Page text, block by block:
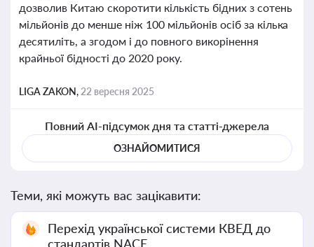
дозволив Китаю скоротити кількість бідних з сотень
мільйонів до менше ніж 100 мільйонів осіб за кілька
десятиліть, а згодом і до повного викорінення
крайньої бідності до 2020 року.
LIGA ZAKON, 22 вересня 2025
Повний AI-підсумок дня та статті-джерела
ОЗНАЙОМИТИСЯ
Теми, які можуть вас зацікавити:
Перехід української системи КВЕД до
стандартів NACE